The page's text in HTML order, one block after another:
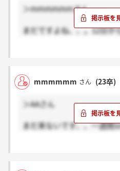
＞mmmmmmさん
まだですよね、、。12日か
mmmmmm さん (23卒)
＞AAさん
まだ来ないです、、一週間